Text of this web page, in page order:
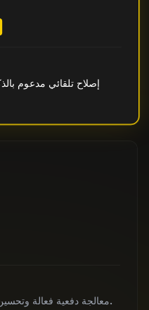
إصلاح تلقائي مدعوم
معالجة دفعية فعالة وتحسين تلقائي للتعامل مع ملفات متعددة.